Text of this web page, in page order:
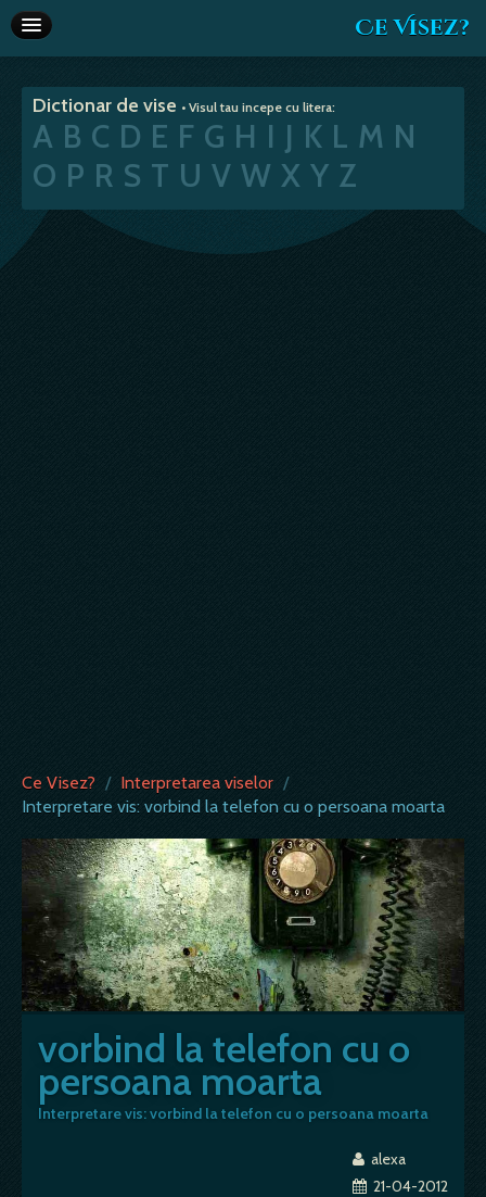
Ce Visez?
Interpretare vise
Articole
Va recomandam
Dictionar de vise • Visul tau incepe cu litera:
A B C D E F G H I J K L M N
O P R S T U V W X Y Z
Ce Visez? / Interpretarea viselor /
Interpretare vis: vorbind la telefon cu o persoana moarta
vorbind la telefon cu o
persoana moarta
Interpretare vis: vorbind la telefon cu o persoana moarta
alexa
21-04-2012